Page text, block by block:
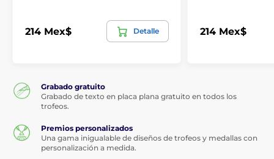
214 Mex$ Detalle 214 Mex$
Grabado gratuito
Grabado de texto en placa plana gratuito en todos los
trofeos.
Premios personalizados
Una gama inigualable de diseños de trofeos y medallas con
personalización a medida.